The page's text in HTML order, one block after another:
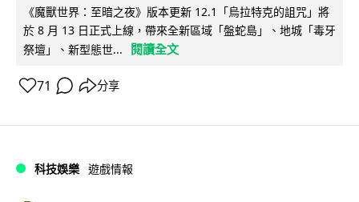
《魔獸世界：至暗之夜》版本更新 12.1「烏拉特克的詛咒」將
於 8 月 13 日正式上線，帶來全新區域「盤蛇島」、地城「毒牙
祭壇」、新型態世...
閱讀全文
71 分享
科技娛樂 遊戲情報